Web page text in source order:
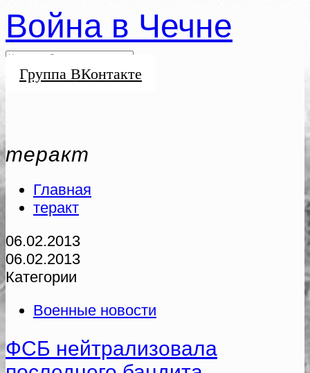
Война в Чечне
Группа ВКонтакте
теракт
Главная
теракт
06.02.2013
06.02.2013
Категории
Военные новости
ФСБ нейтрализовала